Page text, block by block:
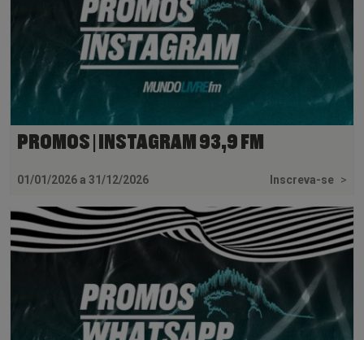
PROMOS | INSTAGRAM 93,9 FM
01/01/2026 a 31/12/2026 Inscreva-se >